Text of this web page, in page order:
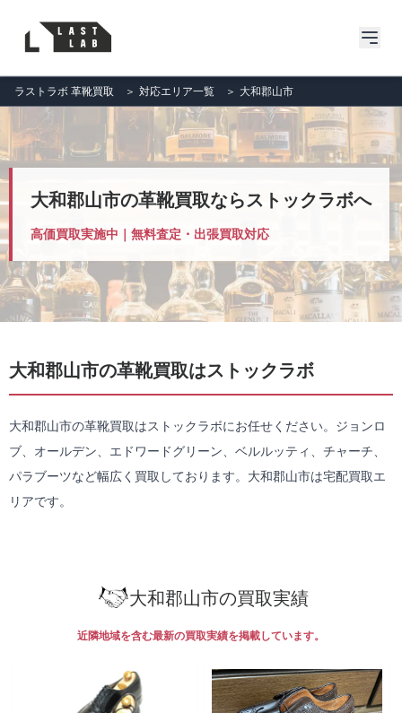
ラストラボ 革靴買取 ＞ 対応エリア一覧 ＞ 大和郡山市
大和郡山市の革靴買取ならストックラボへ
高価買取実施中｜無料査定・出張買取対応
大和郡山市の革靴買取はストックラボ
大和郡山市の革靴買取はストックラボにお任せください。ジョンロ
ブ、オールデン、エドワードグリーン、ベルルッティ、チャーチ、
パラブーツなど幅広く買取しております。大和郡山市は宅配買取エ
リアです。
大和郡山市の買取実績
近隣地域を含む最新の買取実績を掲載しています。